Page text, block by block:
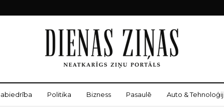
Politika Bizness Pasaulē Auto &